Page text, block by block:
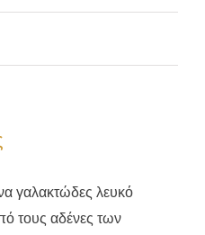
γαλακτώδες λευκό
τους αδένες των